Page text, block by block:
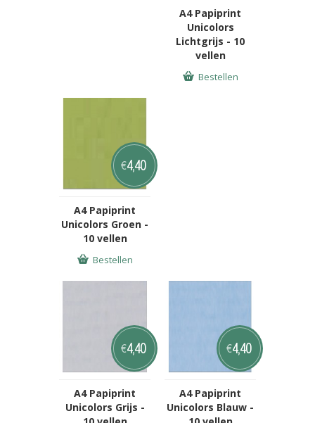
A4 Papiprint
Unicolors
Lichtgrijs - 10
vellen
Bestellen
A4 Papiprint
Unicolors Groen -
10 vellen
€4,40
Bestellen
A4 Papiprint
Unicolors Grijs -
€4,40
A4 Papiprint
Unicolors Blauw -
€4,40